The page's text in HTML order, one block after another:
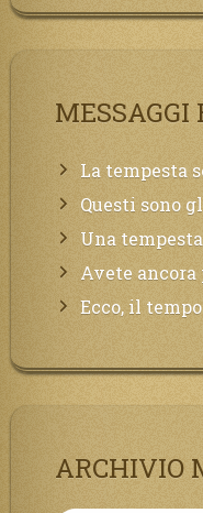
MESSAGGI
La tempesta solare è in atto, questa generazione
Questi sono gli ultimi
Una tempesta magnetica è in corso, questa
Avete ancora pochi istanti per convertirvi, non
Ecco, il tempo è giunto
ARCHIVIO